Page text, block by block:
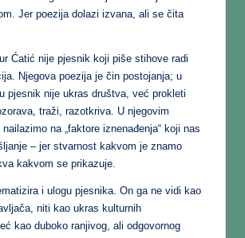
Jer poezija dolazi izvana, ali se čita
Ćatić nije pjesnik koji piše stihove radi
Njegova poezija je čin postojanja; u
pjesnik nije ukras društva, već prokleti
traži, razotkriva. U njegovim
na „faktore iznenađenja“ koji nas
– jer stvarnost kakvom je znamo
kakvom se prikazuje.
i ulogu pjesnika. On ga ne vidi kao
niti kao ukras kulturnih
kao duboko ranjivog, ali odgovornog